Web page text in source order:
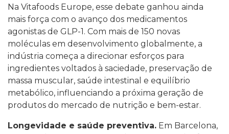
Na Vitafoods Europe, esse debate ganhou ainda
mais força com o avanço dos medicamentos
agonistas de GLP-1. Com mais de 150 novas
moléculas em desenvolvimento globalmente, a
indústria começa a direcionar esforços para
ingredientes voltados à saciedade, preservação de
massa muscular, saúde intestinal e equilíbrio
metabólico, influenciando a próxima geração de
produtos do mercado de nutrição e bem-estar.
Longevidade e saúde preventiva. Em Barcelona,